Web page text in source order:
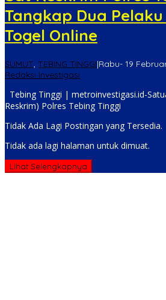
Tangkap Dua
Togel Online
SUMUT, TEBING TINGGI|Rabu- 19
Redaksi Investigasi
Tebing Tinggi | metroinvestigasi.id-
Reskrim) Polres Tebing Tinggi
Tidak Ada Lagi Postingan yang Tersedia.
Tidak ada lagi halaman untuk dimuat.
Lihat Selengkapnya